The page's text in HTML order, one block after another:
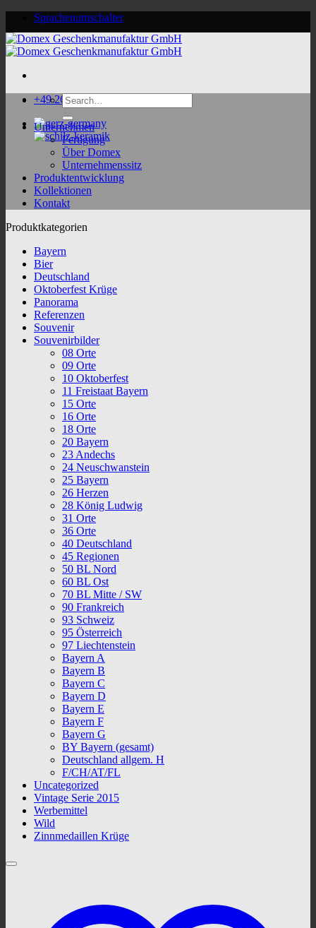
content
Sprachenumschalter
+49 2624 9188 0
Search
for:
Unternehmen
Fertigung
Über Domex
Unternehmenssitz
Produktentwicklung
Kollektionen
Kontakt
Produktkategorien
Bayern
Bier
Deutschland
Oktoberfest Krüge
Panorama
Referenzen
Souvenir
Souvenirbilder
08 Orte
09 Orte
10 Oktoberfest
11 Freistaat Bayern
15 Orte
16 Orte
18 Orte
20 Bayern
23 Andechs
24 Neuschwanstein
25 Bayern
26 Herzen
28 König Ludwig
31 Orte
36 Orte
40 Deutschland
45 Regionen
50 BL Nord
60 BL Ost
70 BL Mitte / SW
90 Frankreich
93 Schweiz
95 Österreich
97 Liechtenstein
Bayern A
Bayern B
Bayern C
Bayern D
Bayern E
Bayern F
Bayern G
BY Bayern (gesamt)
Deutschland allgem. H
F/CH/AT/FL
Uncategorized
Vintage Serie 2015
Werbemittel
Wild
Zinnmedaillen Krüge